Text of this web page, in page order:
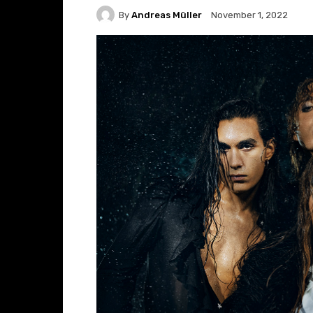
By Andreas Müller November 1, 2022